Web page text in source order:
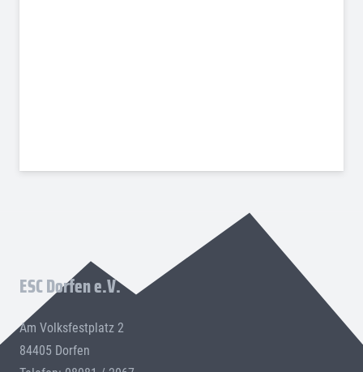
ESC Dorfen e.V.
Am Volksfestplatz 2
84405 Dorfen